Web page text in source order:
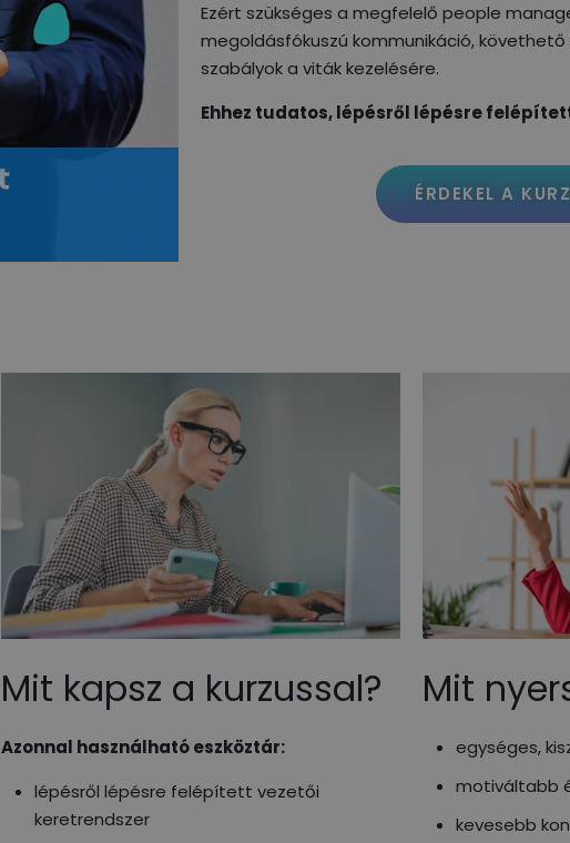
Ezért szükséges a megfelelő people
megoldásfókuszú kommunikáció,
szabályok a viták kezelésére.
Ehhez tudatos, lépésről lépésre
ÉRDEKEL A
Mit kapsz a kurzussal?
Azonnal használható eszköztár:
lépésről lépésre felépített vezetői
keretrendszer
Mit
egységes,
motiváltabb
kevesebb